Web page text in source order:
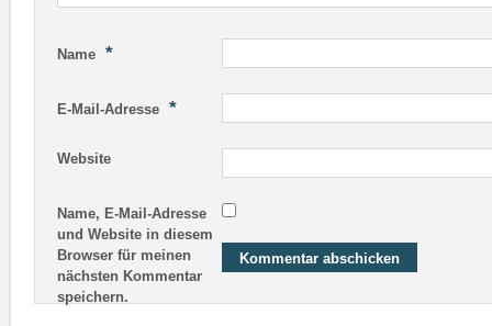
Name *
E-Mail-Adresse *
Website
Name, E-Mail-Adresse
und Website in diesem
Browser für meinen
nächsten Kommentar
speichern.